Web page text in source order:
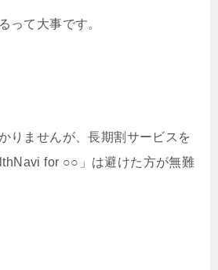
って大事です。
りませんが、長期割サービスを
for ○○」は避けた方が無難